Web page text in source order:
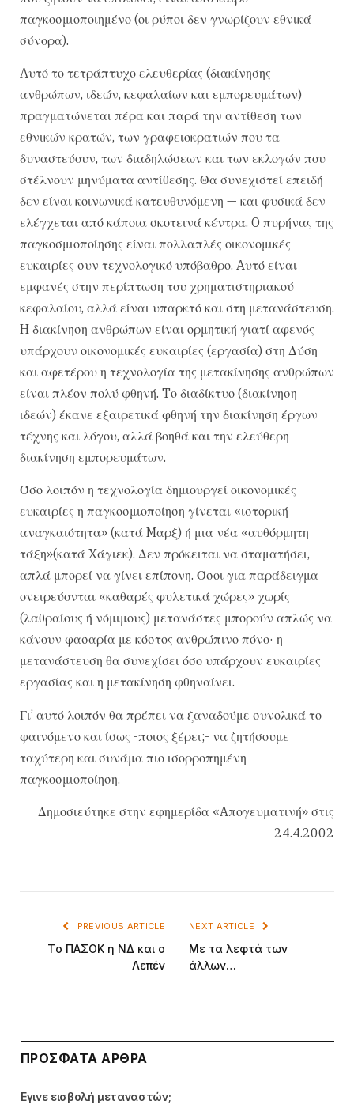
παγκοσμιοποιημένο (οι ρύποι δεν γνωρίζουν εθνικά
σύνορα).
Aυτό το τετράπτυχο ελευθερίας (διακίνησης
ανθρώπων, ιδεών, κεφαλαίων και εμπορευμάτων)
πραγματώνεται πέρα και παρά την αντίθεση των
εθνικών κρατών, των γραφειοκρατιών που τα
δυναστεύουν, των διαδηλώσεων και των εκλογών που
στέλνουν μηνύματα αντίθεσης. Θα συνεχιστεί επειδή
δεν είναι κοινωνικά κατευθυνόμενη — και φυσικά δεν
ελέγχεται από κάποια σκοτεινά κέντρα. O πυρήνας της
παγκοσμιοποίησης είναι πολλαπλές οικονομικές
ευκαιρίες συν τεχνολογικό υπόβαθρο. Aυτό είναι
εμφανές στην περίπτωση του χρηματιστηριακού
κεφαλαίου, αλλά είναι υπαρκτό και στη μετανάστευση.
H διακίνηση ανθρώπων είναι ορμητική γιατί αφενός
υπάρχουν οικονομικές ευκαιρίες (εργασία) στη Δύση
και αφετέρου η τεχνολογία της μετακίνησης ανθρώπων
είναι πλέον πολύ φθηνή. Tο διαδίκτυο (διακίνηση
ιδεών) έκανε εξαιρετικά φθηνή την διακίνηση έργων
τέχνης και λόγου, αλλά βοηθά και την ελεύθερη
διακίνηση εμπορευμάτων.
Όσο λοιπόν η τεχνολογία δημιουργεί οικονομικές
ευκαιρίες η παγκοσμιοποίηση γίνεται «ιστορική
αναγκαιότητα» (κατά Mαρξ) ή μια νέα «αυθόρμητη
τάξη»(κατά Xάγιεκ). Δεν πρόκειται να σταματήσει,
απλά μπορεί να γίνει επίπονη. Όσοι για παράδειγμα
ονειρεύονται «καθαρές φυλετικά χώρες» χωρίς
(λαθραίους ή νόμιμους) μετανάστες μπορούν απλώς να
κάνουν φασαρία με κόστος ανθρώπινο πόνο· η
μετανάστευση θα συνεχίσει όσο υπάρχουν ευκαιρίες
εργασίας και η μετακίνηση φθηναίνει.
Γι’ αυτό λοιπόν θα πρέπει να ξαναδούμε συνολικά το
φαινόμενο και ίσως -ποιος ξέρει;- να ζητήσουμε
ταχύτερη και συνάμα πιο ισορροπημένη
παγκοσμιοποίηση.
Δημοσιεύτηκε στην εφημερίδα «Aπογευματινή» στις
24.4.2002
PREVIOUS ARTICLE
Tο ΠAΣOK η NΔ και ο
Λεπέν
NEXT ARTICLE
Mε τα λεφτά των
άλλων…
ΠΡΌΣΦΑΤΑ ΆΡΘΡΑ
Εγινε εισβολή μεταναστών;